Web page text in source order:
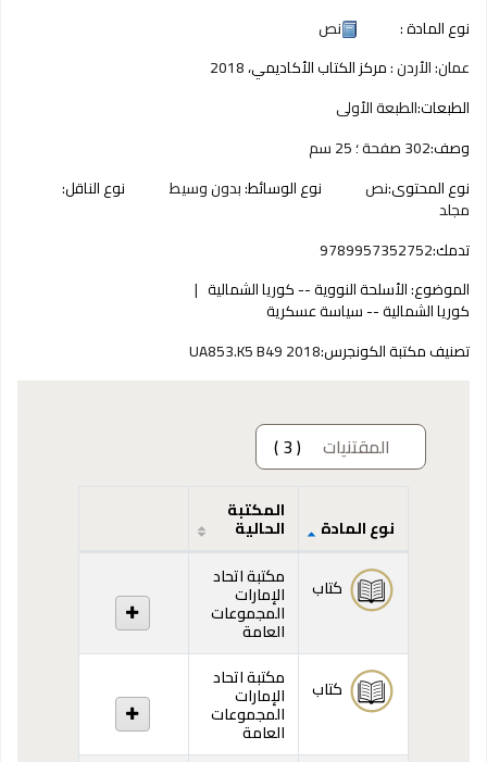
نوع المادة :
نص
عمان: الأردن :مركز الكتاب الأكاديمي،
الطبعات:الطبعة الأولى
وصف:302 صفحة ؛ 25 سم
نوع المحتوى:نص نوع الوسائط:بدون وسيط نوع الناقل:
مجلد
تدمك:9789957352752
الموضوع:الأسلحة النووية -- كوريا الشمالية
كوريا الشمالية -- سياسة عسكرية
تصنيف مكتبة الكونجرس:UA853.K5 B49 2018
المقتنيات ( 3 )
المقتنيات
نوع المادة
المكتبة
الحالية
كتاب مكتبة اتحاد
الإمارات
المجموعات
العامة
كتاب
مكتبة اتحاد
الإمارات
المجموعات
العامة